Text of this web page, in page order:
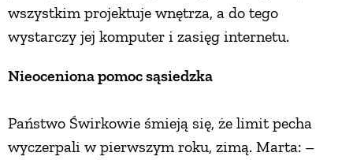
wszystkim projektuje wnętrza, a do tego
wystarczy jej komputer i zasięg internetu.
Nieoceniona pomoc sąsiedzka
Państwo Świrkowie śmieją się, że limit pecha
wyczerpali w pierwszym roku, zimą. Marta: –